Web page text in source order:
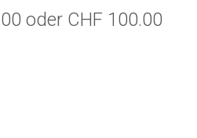
oder CHF 100.00